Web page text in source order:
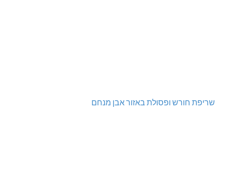
שריפת חורש ופסולת באזור אבן מנחם